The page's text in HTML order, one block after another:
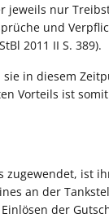
jeweils nur
und
2011 II S. 389).
in diesem
Vorteils ist
ist
an der
der